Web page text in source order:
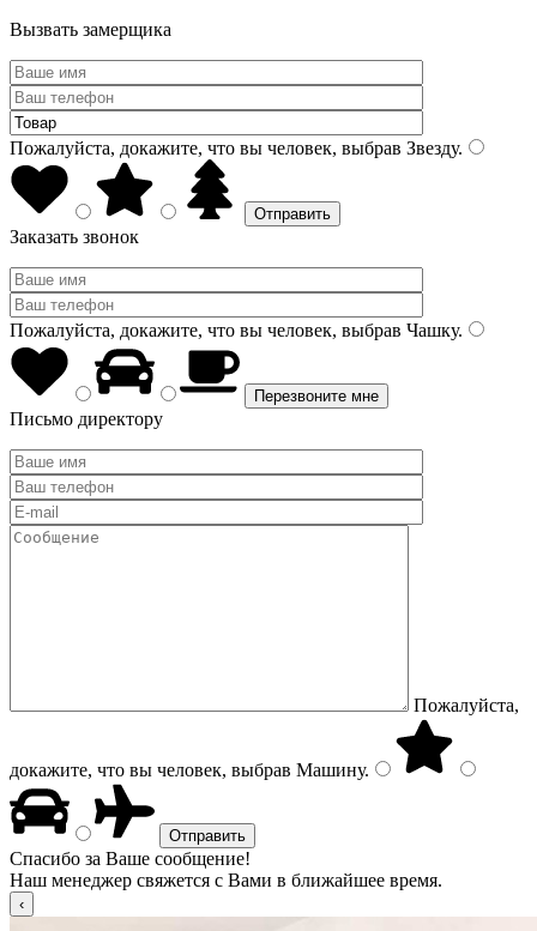
Вызвать замерщика
Пожалуйста, докажите, что вы человек, выбрав Звезду.
Заказать звонок
Пожалуйста, докажите, что вы человек, выбрав Чашку.
Письмо директору
Пожалуйста,
докажите, что вы человек, выбрав Машину.
Спасибо за Ваше сообщение!
Наш менеджер свяжется с Вами в ближайшее время.